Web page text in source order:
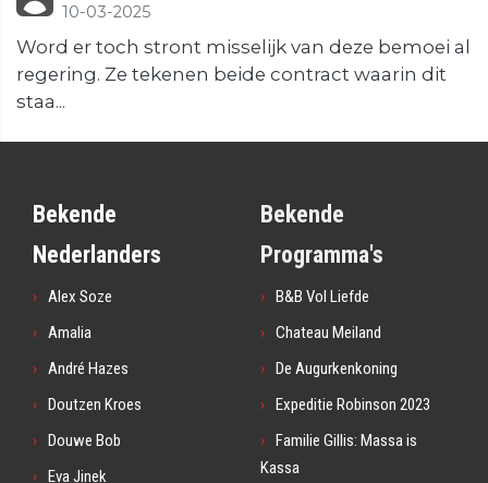
10-03-2025
Word er toch stront misselijk van deze bemoei al
regering. Ze tekenen beide contract waarin dit
staa...
Bekende
Nederlanders
Alex Soze
Amalia
André Hazes
Doutzen Kroes
Douwe Bob
Eva Jinek
Bekende
Programma's
B&B Vol Liefde
Chateau Meiland
De Augurkenkoning
Expeditie Robinson 2023
Familie Gillis: Massa is
Kassa